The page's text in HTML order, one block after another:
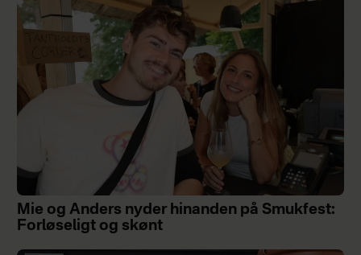
Mie og Anders nyder hinanden på Smukfest:
Forløseligt og skønt